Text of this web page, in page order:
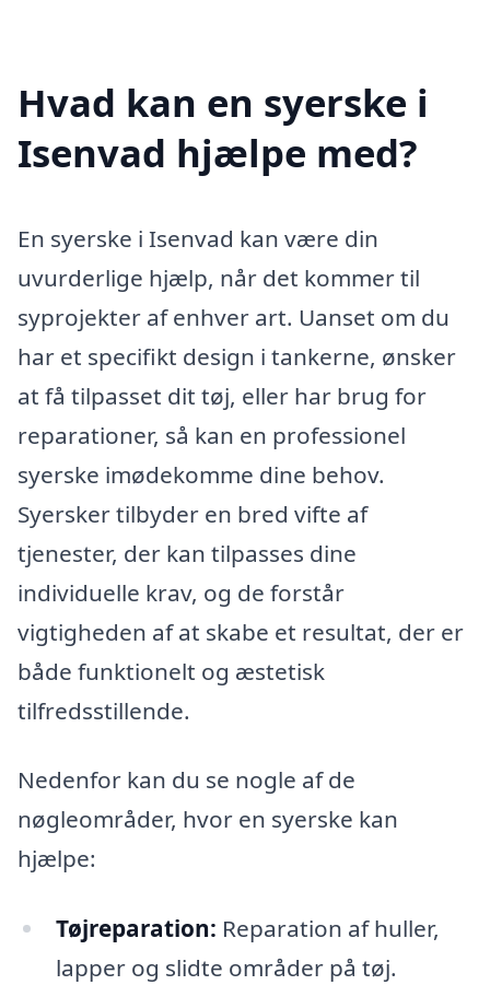
Hvad kan en syerske i
Isenvad hjælpe med?
En syerske i Isenvad kan være din
uvurderlige hjælp, når det kommer til
syprojekter af enhver art. Uanset om du
har et specifikt design i tankerne, ønsker
at få tilpasset dit tøj, eller har brug for
reparationer, så kan en professionel
syerske imødekomme dine behov.
Syersker tilbyder en bred vifte af
tjenester, der kan tilpasses dine
individuelle krav, og de forstår
vigtigheden af at skabe et resultat, der er
både funktionelt og æstetisk
tilfredsstillende.
Nedenfor kan du se nogle af de
nøgleområder, hvor en syerske kan
hjælpe:
Tøjreparation: Reparation af huller,
lapper og slidte områder på tøj.